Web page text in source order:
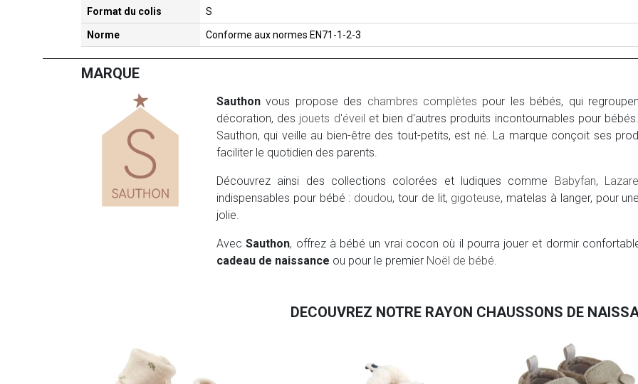
Format du colis S
Norme Conforme aux normes EN71-1-2-3
MARQUE
Sauthon vous propose des chambres complètes pour les bébés, qui
décoration, des jouets d'éveil et bien d'autres produits incontournables pour
Sauthon, qui veille au bien-être des tout-petits, est né. La marque conçoit ses
faciliter le quotidien des parents.
Découvrez ainsi des collections colorées et ludiques comme Babyfan, Lazare
indispensables pour bébé : doudou, tour de lit, gigoteuse, matelas à langer, pour
jolie.
AvecSauthon, offrez à bébé un vrai cocon où il pourra jouer et dormir
cadeau de naissance ou pour le premier Noël de bébé
DECOUVREZ NOTRE RAYON CHAUSSONS DE